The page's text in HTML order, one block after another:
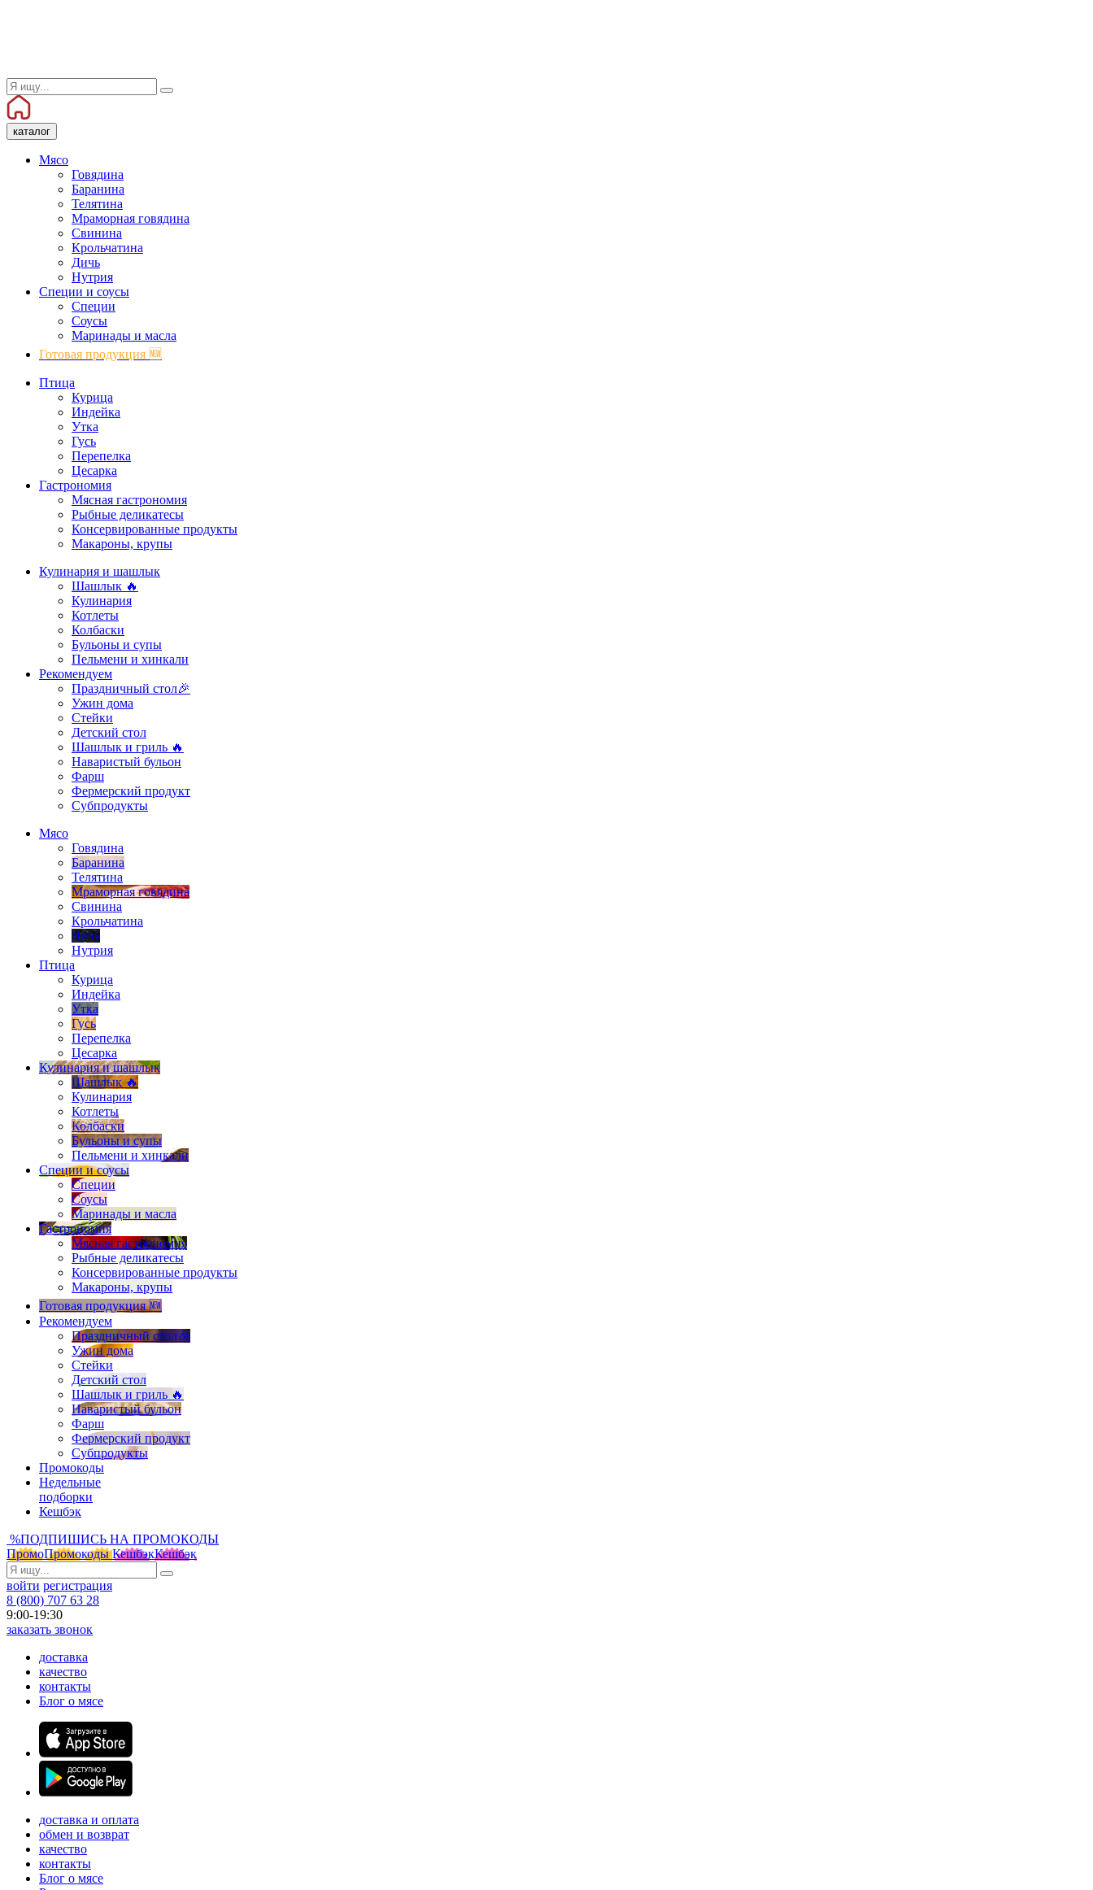
каталог
Мясо
Говядина
Баранина
Телятина
Мраморная говядина
Свинина
Крольчатина
Дичь
Нутрия
Специи и соусы
Специи
Соусы
Маринады и масла
Готовая продукция 🆕
Птица
Курица
Индейка
Утка
Гусь
Перепелка
Цесарка
Гастрономия
Мясная гастрономия
Рыбные деликатесы
Консервированные продукты
Макароны, крупы
Кулинария и шашлык
Шашлык 🔥
Кулинария
Котлеты
Колбаски
Бульоны и супы
Пельмени и хинкали
Рекомендуем
Праздничный стол🎉
Ужин дома
Стейки
Детский стол
Шашлык и гриль 🔥
Наваристый бульон
Фарш
Фермерский продукт
Субпродукты
Мясо
Говядина
Баранина
Телятина
Мраморная говядина
Свинина
Крольчатина
Дичь
Нутрия
Птица
Курица
Индейка
Утка
Гусь
Перепелка
Цесарка
Кулинария и шашлык
Шашлык 🔥
Кулинария
Котлеты
Колбаски
Бульоны и супы
Пельмени и хинкали
Специи и соусы
Специи
Соусы
Маринады и масла
Гастрономия
Мясная гастрономия
Рыбные деликатесы
Консервированные продукты
Макароны, крупы
Готовая продукция 🆕
Рекомендуем
Праздничный стол🎉
Ужин дома
Стейки
Детский стол
Шашлык и гриль 🔥
Наваристый бульон
Фарш
Фермерский продукт
Субпродукты
Промокоды
Недельные
подборки
Кешбэк
%ПОДПИШИСЬ НА ПРОМОКОДЫ
ПромоПромокоды КешбэкКешбэк
войти регистрация
8 (800) 707 63 28
9:00-19:30
заказать звонок
доставка
качество
контакты
Блог о мясе
доставка и оплата
обмен и возврат
качество
контакты
Блог о мясе